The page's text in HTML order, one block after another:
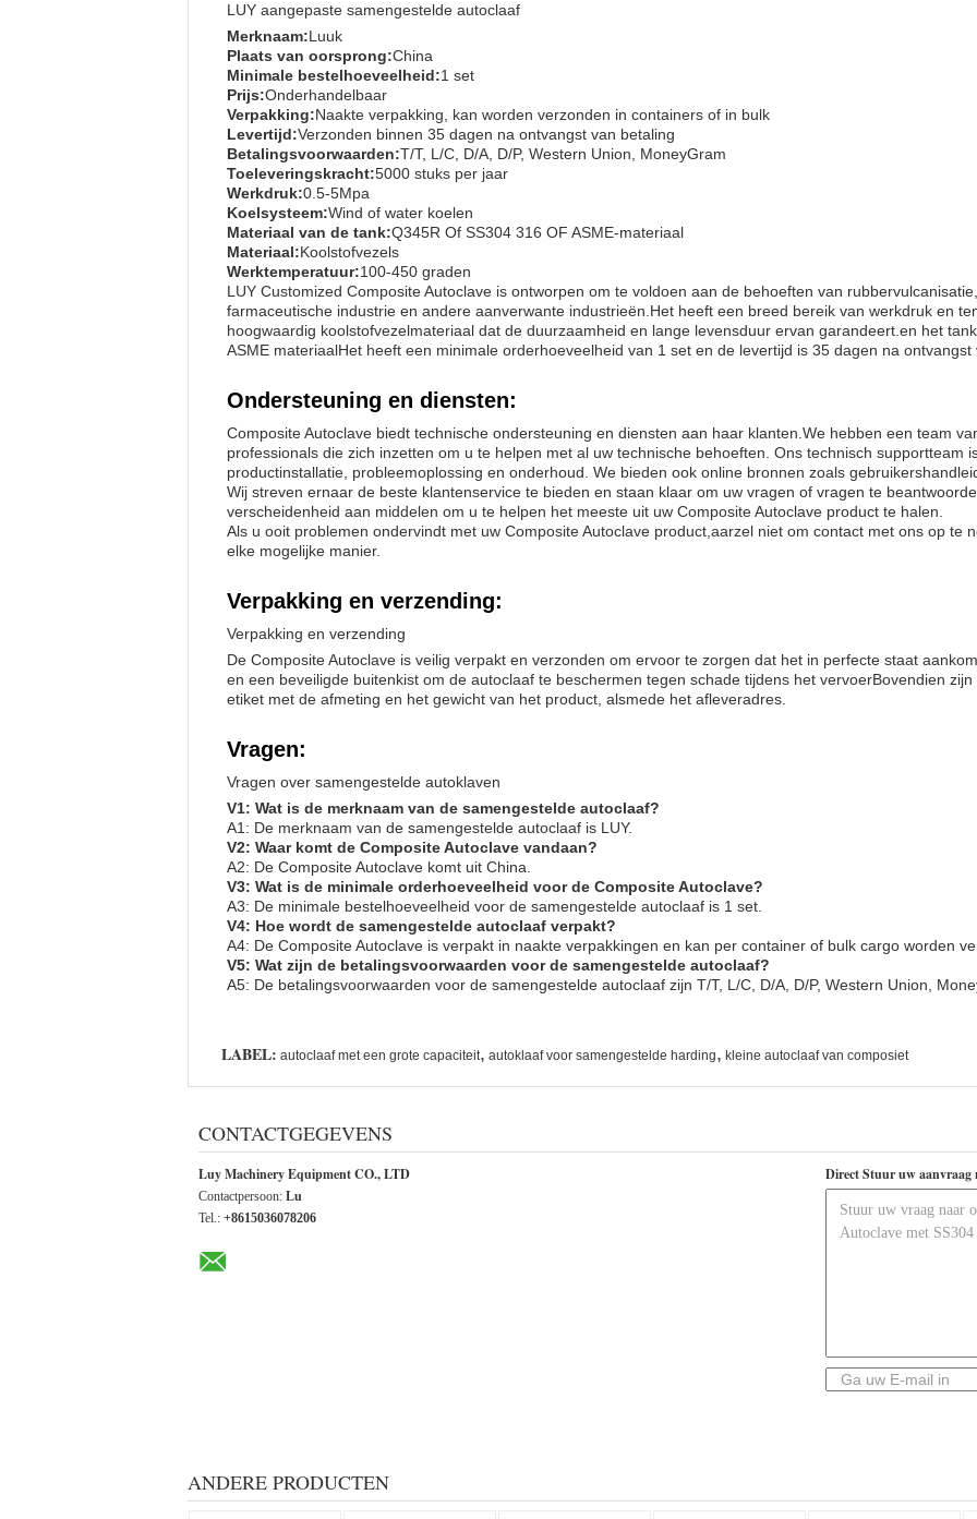
LUY aangepaste samengestelde autoclaaf
Merknaam:Luuk
Plaats van oorsprong:China
Minimale bestelhoeveelheid:1 set
Prijs:Onderhandelbaar
Verpakking:Naakte verpakking, kan worden verzonden in containers of in bulk
Levertijd:Verzonden binnen 35 dagen na ontvangst van betaling
Betalingsvoorwaarden:T/T, L/C, D/A, D/P, Western Union, MoneyGram
Toeleveringskracht:5000 stuks per jaar
Werkdruk:0.5-5Mpa
Koelsysteem:Wind of water koelen
Materiaal van de tank:Q345R Of SS304 316 OF ASME-materiaal
Materiaal:Koolstofvezels
Werktemperatuur:100-450 graden
LUY Customized Composite Autoclave is ontworpen om te voldoen aan de behoeften van
farmaceutische industrie en andere aanverwante industrieën.Het heeft een breed bereik van werkdruk en
hoogwaardig koolstofvezelmateriaal dat de duurzaamheid en lange levensduur ervan garandeert.en het
ASME materiaalHet heeft een minimale orderhoeveelheid van 1 set en de levertijd is 35 dagen na ontvangst
Ondersteuning en diensten:
Composite Autoclave biedt technische ondersteuning en diensten aan haar klanten.We hebben een team
professionals die zich inzetten om u te helpen met al uw technische behoeften. Ons technisch supportteam
productinstallatie, probleemoplossing en onderhoud. We bieden ook online bronnen zoals
Wij streven ernaar de beste klantenservice te bieden en staan klaar om uw vragen of vragen te
verscheidenheid aan middelen om u te helpen het meeste uit uw Composite Autoclave product te halen.
Als u ooit problemen ondervindt met uw Composite Autoclave product,aarzel niet om contact met ons op te
elke mogelijke manier.
Verpakking en verzending:
Verpakking en verzending
De Composite Autoclave is veilig verpakt en verzonden om ervoor te zorgen dat het in perfecte staat
en een beveiligde buitenkist om de autoclaaf te beschermen tegen schade tijdens het vervoerBovendien
etiket met de afmeting en het gewicht van het product, alsmede het afleveradres.
Vragen:
Vragen over samengestelde autoklaven
V1: Wat is de merknaam van de samengestelde autoclaaf?
A1: De merknaam van de samengestelde autoclaaf is LUY.
V2: Waar komt de Composite Autoclave vandaan?
A2: De Composite Autoclave komt uit China.
V3: Wat is de minimale orderhoeveelheid voor de Composite Autoclave?
A3: De minimale bestelhoeveelheid voor de samengestelde autoclaaf is 1 set.
V4: Hoe wordt de samengestelde autoclaaf verpakt?
A4: De Composite Autoclave is verpakt in naakte verpakkingen en kan per container of bulk cargo worden
V5: Wat zijn de betalingsvoorwaarden voor de samengestelde autoclaaf?
A5: De betalingsvoorwaarden voor de samengestelde autoclaaf zijn T/T, L/C, D/A, D/P, Western Union,
LABEL: autoclaaf met een grote capaciteit, autoklaaf voor samengestelde harding, kleine autoclaaf van composiet
CONTACTGEGEVENS
Luy Machinery Equipment CO., LTD
Contactpersoon: Lu
Tel.: +8615036078206
Direct Stuur uw aanvraag
ANDERE PRODUCTEN